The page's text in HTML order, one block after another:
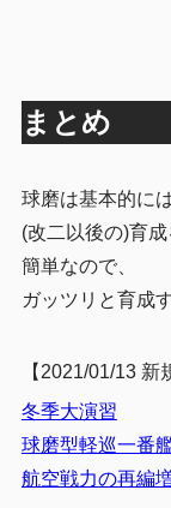
まとめ
球磨は基本的に
(改二以後の)育
簡単なので、
ガッツリと育成
【2021/01/13
冬季大演習
球磨型軽巡一番
航空戦力の再編